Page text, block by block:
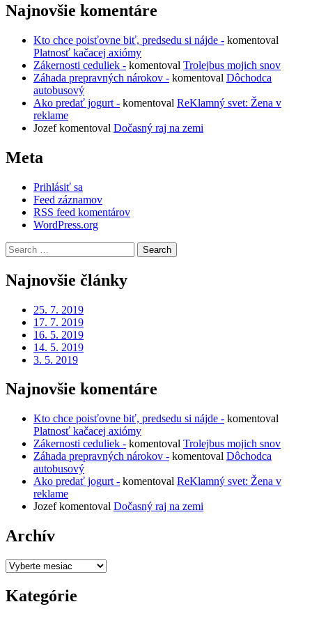
Najnovšie komentáre
Kto chce poisťovne biť, predsedu si nájde - komentoval
Platnosť kačacej axiómy
Zákernosti ceduliek - komentoval Trolejbus mojich snov
Záhada prepravných nárokov - komentoval Dôchodca
autobusový
Ako predať jogurt - komentoval ReKlamný svet: Žena v
reklame
Jozefkomentoval Dočasný raj na zemi
Meta
Prihlásiť sa
Feed záznamov
RSS feed komentárov
WordPress.org
Search
for:
Najnovšie články
25. 7. 2019
17. 7. 2019
16. 5. 2019
14. 5. 2019
3. 5. 2019
Najnovšie komentáre
Kto chce poisťovne biť, predsedu si nájde - komentoval
Platnosť kačacej axiómy
Zákernosti ceduliek - komentoval Trolejbus mojich snov
Záhada prepravných nárokov - komentoval Dôchodca
autobusový
Ako predať jogurt - komentoval ReKlamný svet: Žena v
reklame
Jozefkomentoval Dočasný raj na zemi
Archív
Archív
Kategórie